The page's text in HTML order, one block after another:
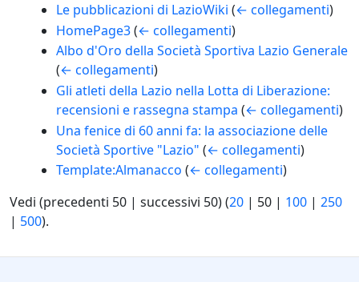
Le pubblicazioni di LazioWiki (← collegamenti)
HomePage3 (← collegamenti)
Albo d'Oro della Società Sportiva Lazio Generale
(← collegamenti)
Gli atleti della Lazio nella Lotta di Liberazione:
recensioni e rassegna stampa (← collegamenti)
Una fenice di 60 anni fa: la associazione delle
Società Sportive "Lazio" (← collegamenti)
Template:Almanacco (← collegamenti)
Vedi (precedenti 50 | successivi 50) (20 | 50 | 100 | 250
| 500).